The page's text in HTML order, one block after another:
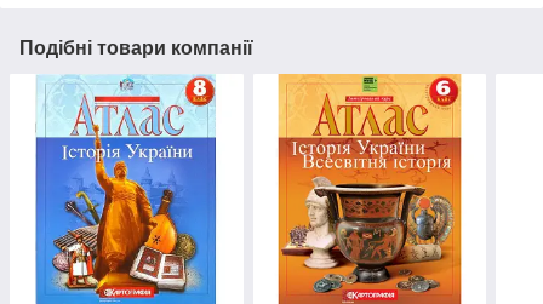
Подібні товари компанії